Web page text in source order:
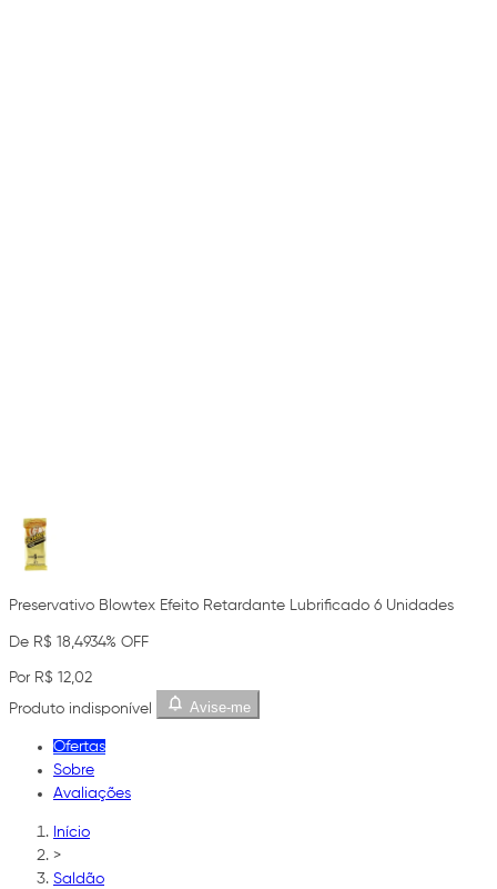
Preservativo Blowtex Efeito Retardante Lubrificado 6 Unidades
De R$ 18,4934% OFF
Por R$ 12,02
Produto indisponível
Avise-me
Ofertas
Sobre
Avaliações
Início
>
Saldão